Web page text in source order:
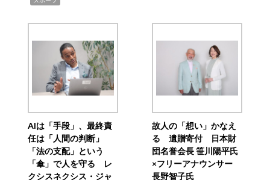
AIは「手段」、最終責
任は「人間の判断」
「法の支配」という
「傘」で人を守る レ
クシスネクシス・ジャ
故人の「想い」かなえ
る 遺贈寄付 日本財
団名誉会長 笹川陽平氏
×フリーアナウンサー
長野智子氏